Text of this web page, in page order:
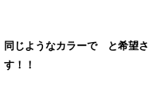
同じようなカラーで と希望
す！！